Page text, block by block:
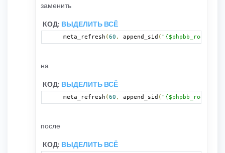
заменить
КОД: ВЫДЕЛИТЬ ВСЁ
meta_refresh (60 , append_sid (
на
КОД: ВЫДЕЛИТЬ ВСЁ
meta_refresh (60 , append_sid (
после
КОД: ВЫДЕЛИТЬ ВСЁ